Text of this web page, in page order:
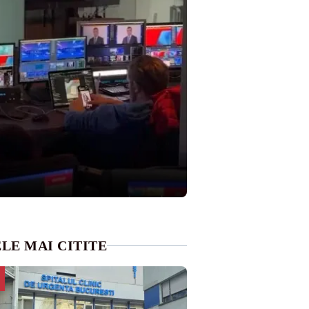
MAI CITITE